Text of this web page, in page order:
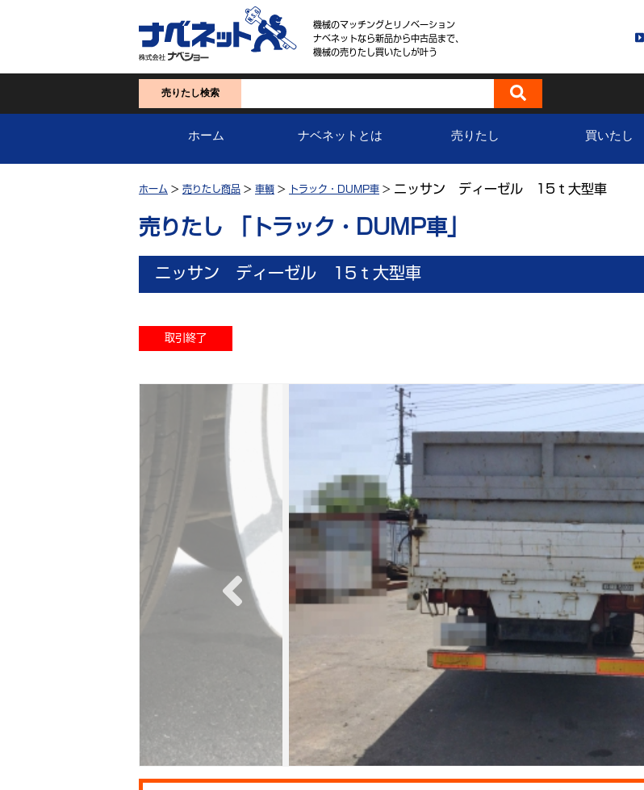
機械のマッチングとリノベーション
ナベネットなら新品から中古品まで、
機械の売りたし買いたしが叶う
売りたし検索
ホーム ナベネットとは 売りたし 買いたし
ホーム > 売りたし商品 > 車輌 > トラック・DUMP車 > ニッサン ディーゼル 15ｔ大型車
売りたし 「トラック・DUMP車」
ニッサン ディーゼル 15ｔ大型車
取引終了